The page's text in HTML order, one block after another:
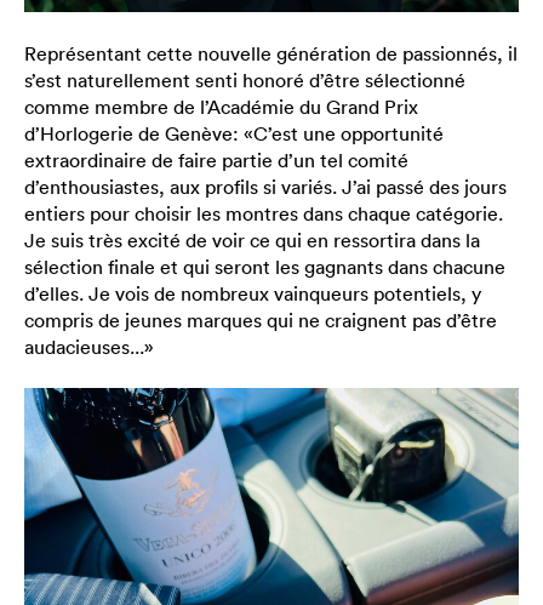
Représentant cette nouvelle génération de passionnés, il
s’est naturellement senti honoré d’être sélectionné
comme membre de l’Académie du Grand Prix
d’Horlogerie de Genève: «C’est une opportunité
extraordinaire de faire partie d’un tel comité
d’enthousiastes, aux profils si variés. J’ai passé des jours
entiers pour choisir les montres dans chaque catégorie.
Je suis très excité de voir ce qui en ressortira dans la
sélection finale et qui seront les gagnants dans chacune
d’elles. Je vois de nombreux vainqueurs potentiels, y
compris de jeunes marques qui ne craignent pas d’être
audacieuses...»